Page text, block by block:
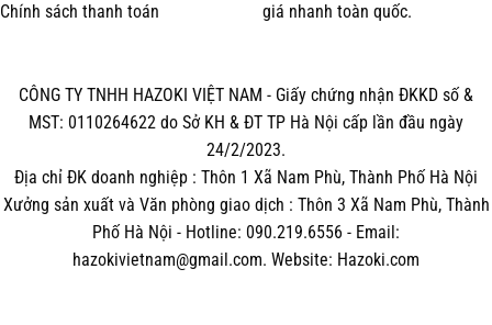
Chính sách thanh toán
giá nhanh toàn quốc.
CÔNG TY TNHH HAZOKI VIỆT NAM - Giấy chứng nhận ĐKKD số &
MST: 0110264622 do Sở KH & ĐT TP Hà Nội cấp lần đầu ngày
24/2/2023.
Địa chỉ ĐK doanh nghiệp : Thôn 1 Xã Nam Phù, Thành Phố Hà Nội
Xưởng sản xuất và Văn phòng giao dịch : Thôn 3 Xã Nam Phù, Thành
Phố Hà Nội - Hotline: 090.219.6556 - Email:
hazokivietnam@gmail.com. Website: Hazoki.com